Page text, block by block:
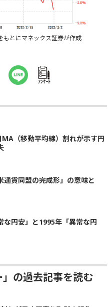
もとにマネックス証券が作成
ｱﾝｹｰﾄ
MA（移動平均線）割れが示す円
通貨同盟の完成形」の意味と
な円安」と1995年「異常な円
」の過去記事を読む